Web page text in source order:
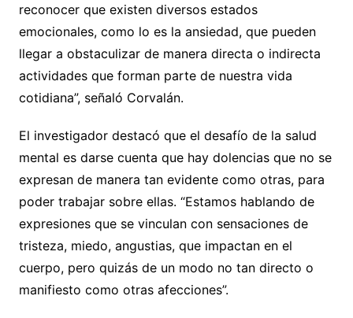
reconocer que existen diversos estados
emocionales, como lo es la ansiedad, que pueden
llegar a obstaculizar de manera directa o indirecta
actividades que forman parte de nuestra vida
cotidiana”, señaló Corvalán.
El investigador destacó que el desafío de la salud
mental es darse cuenta que hay dolencias que no se
expresan de manera tan evidente como otras, para
poder trabajar sobre ellas. “Estamos hablando de
expresiones que se vinculan con sensaciones de
tristeza, miedo, angustias, que impactan en el
cuerpo, pero quizás de un modo no tan directo o
manifiesto como otras afecciones”.